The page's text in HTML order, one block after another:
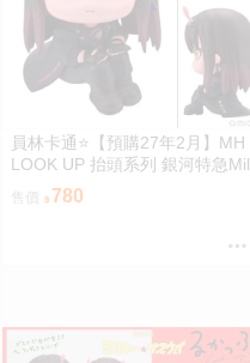
員林卡通⭐️【預購27年2月】MH
LOOK UP 抬頭系列 銀河特急Mil
ky☆Subway 朱音 0813
售價 780